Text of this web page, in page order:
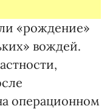
«рождение»
вождей.
операционном